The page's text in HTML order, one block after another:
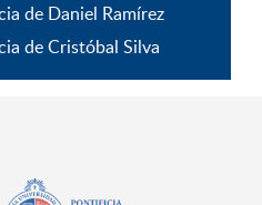
de Daniel Ramírez
de Cristóbal Silva